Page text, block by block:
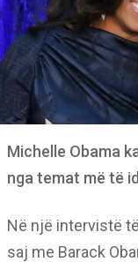
Michelle Obama
nga temat më të
Në një intervistë
saj me Barack